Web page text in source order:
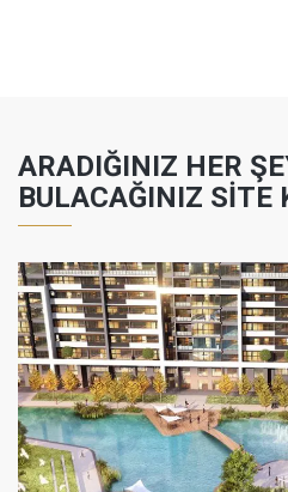
ARADIĞINIZ HER
BULACAĞINIZ SİTE